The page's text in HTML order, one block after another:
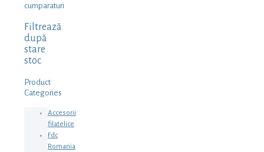
cumparaturi
Filtrează
după
stare
stoc
Product
Categories
Accesorii
filatelice
Fdc
Romania